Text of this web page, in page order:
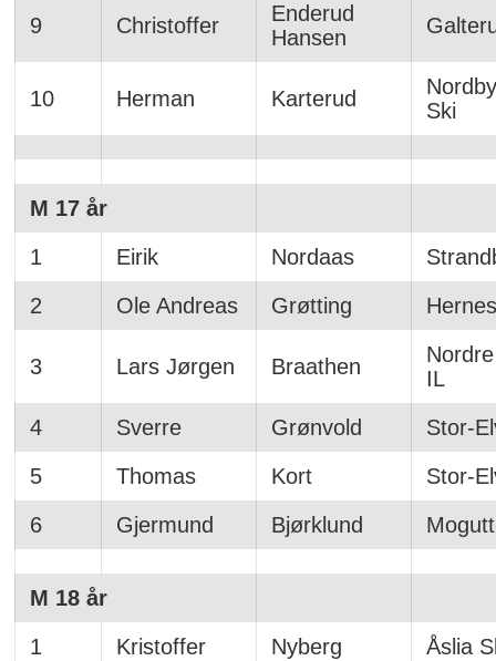
9 Christoffer
Enderud
Hansen
10 Herman Karterud
Ski
M 17 år
1
Eirik Nordaas
2
Ole Andreas Grøtting
3 Lars Jørgen Braathen
IL
4
Sverre Grønvold
Stor-
5
Thomas Kort
Stor-
6
Gjermund Bjørklund
M 18 år
1
Kristoffer Nyberg
Åslia